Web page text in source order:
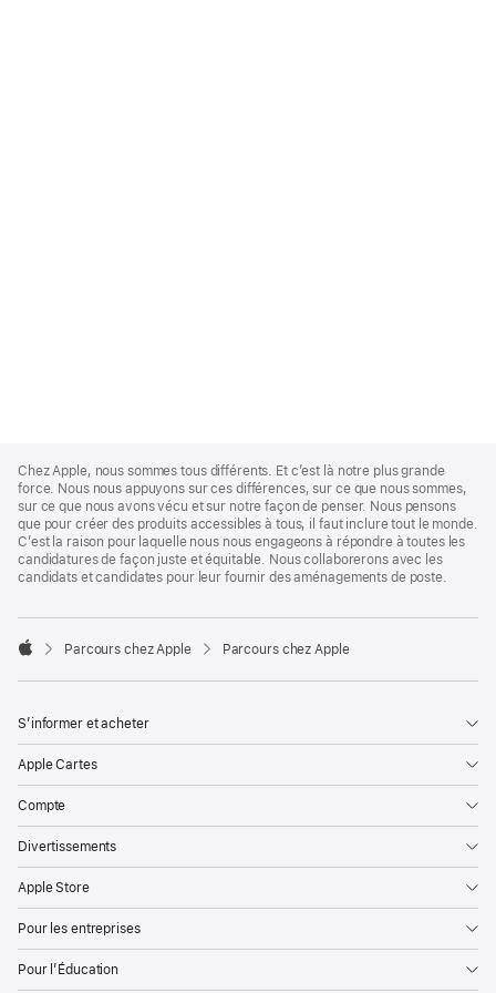
Footer
Chez Apple, nous sommes tous différents. Et c’est là notre plus grande
force. Nous nous appuyons sur ces différences, sur ce que nous sommes,
sur ce que nous avons vécu et sur notre façon de penser. Nous pensons
que pour créer des produits accessibles à tous, il faut inclure tout le monde.
C’est la raison pour laquelle nous nous engageons à répondre à toutes les
candidatures de façon juste et équitable. Nous collaborerons avec les
candidats et candidates pour leur fournir des aménagements de poste.

Parcours chez Apple Parcours chez Apple
S’informer et acheter
Apple Cartes
Compte
Divertissements
Apple Store
Pour les entreprises
Pour l’Éducation